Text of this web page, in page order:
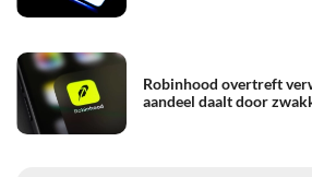
Robinhood overtreft
aandeel daalt door